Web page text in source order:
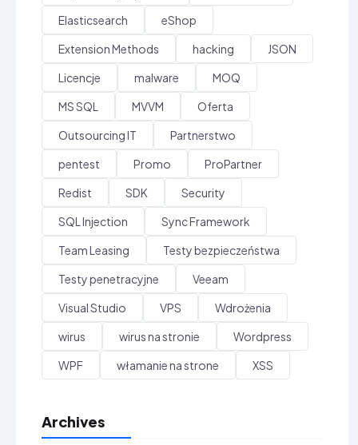
Elasticsearch
eShop
Extension Methods
hacking
JSON
Licencje
malware
MOQ
MS SQL
MVVM
Oferta
Outsourcing IT
Partnerstwo
pentest
Promo
ProPartner
Redist
SDK
Security
SQL Injection
Sync Framework
Team Leasing
Testy bezpieczeństwa
Testy penetracyjne
Veeam
Visual Studio
VPS
Wdrożenia
wirus
wirus na stronie
Wordpress
WPF
włamanie na strone XSS
Archives